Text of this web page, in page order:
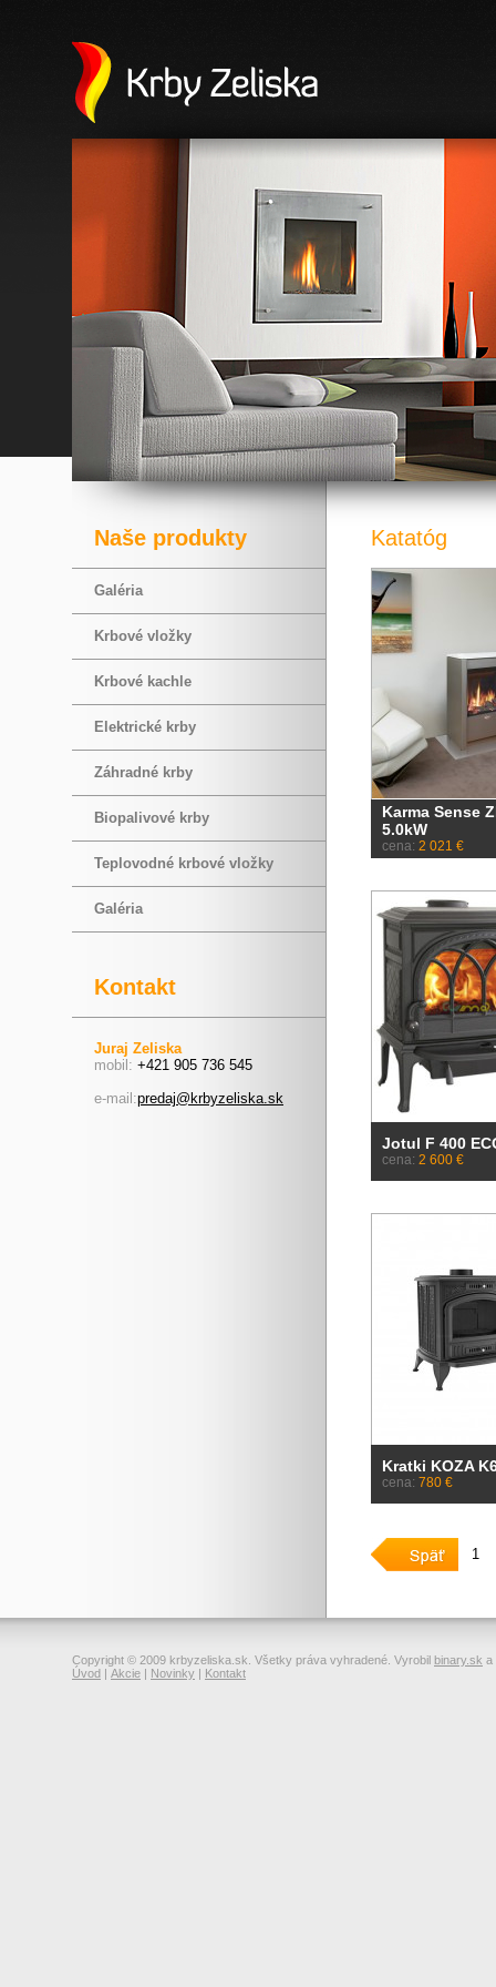
Naše produkty
Galéria
Krbové vložky
Krbové kachle
Elektrické krby
Záhradné krby
Biopalivové krby
Teplovodné krbové vložky
Galéria
Kontakt
Juraj Zeliska
mobil: +421 905 736 545
e-mail:predaj@krbyzeliska.sk
Katatóg
Karma Sense
5.0kW
cena: 2 021 €
Jotul F 400
cena: 2 600 €
Kratki KOZA
cena: 780 €
1
Copyright © 2009 krbyzeliska.sk. Všetky práva vyhradené. Vyrobil binary.sk a
Úvod | Akcie | Novinky | Kontakt